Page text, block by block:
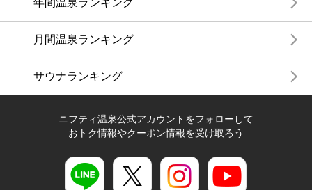
月間温泉ランキング
サウナランキング
ニフティ温泉公式アカウントをフォローして
おトク情報やクーポン情報を受け取ろう